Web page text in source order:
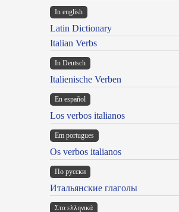
In english
Latin Dictionary
Italian Verbs
In Deutsch
Italienische Verben
En español
Los verbos italianos
Em portugues
Os verbos italianos
По русски
Итальянские глаголы
Στα ελληνικά